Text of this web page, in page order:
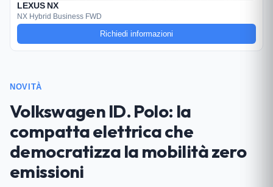
LEXUS NX
NX Hybrid Business FWD
Richiedi informazioni
NOVITÀ
Volkswagen ID. Polo: la
compatta elettrica che
democratizza la mobilità zero
emissioni